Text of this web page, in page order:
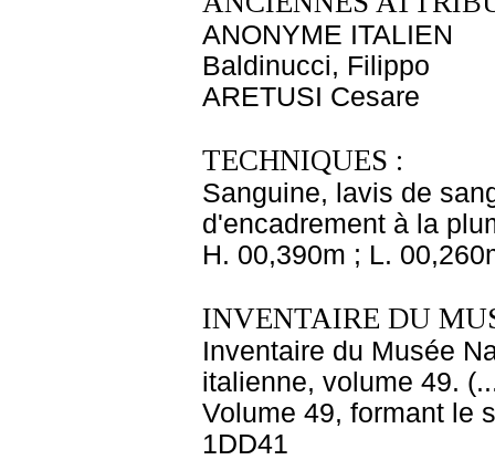
ANONYME ITALIEN
Baldinucci, Filippo
ARETUSI Cesare
TECHNIQUES :
Sanguine, lavis de
d'encadrement à la
H. 00,390m ; L.
INVENTAIRE DU
Inventaire du Musée
italienne, volume 49.
Volume 49, formant le
1DD41